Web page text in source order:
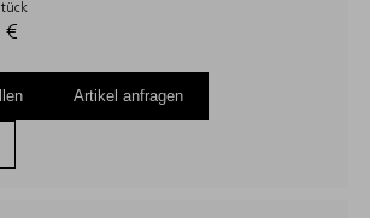
€
Artikel anfragen